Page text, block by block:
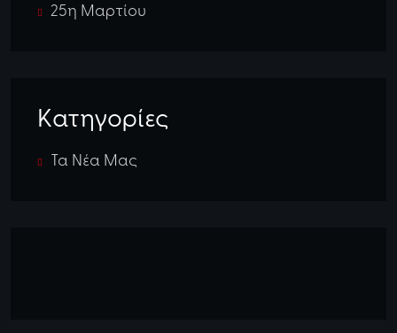
25η Μαρτίου
Kατηγορίες
Τα Νέα Μας